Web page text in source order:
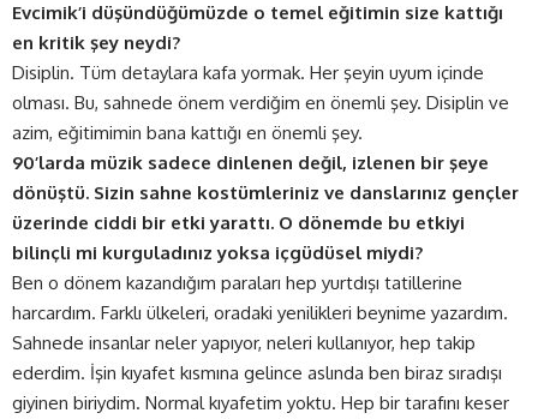
Evcimik’i düşündüğümüzde o temel eğitimin size kattığı
en kritik şey neydi?
Disiplin. Tüm detaylara kafa yormak. Her şeyin uyum içinde
olması. Bu, sahnede önem verdiğim en önemli şey. Disiplin ve
azim, eğitimimin bana kattığı en önemli şey.
90’larda müzik sadece dinlenen değil, izlenen bir şeye
dönüştü. Sizin sahne kostümleriniz ve danslarınız gençler
üzerinde ciddi bir etki yarattı. O dönemde bu etkiyi
bilinçli mi kurguladınız yoksa içgüdüsel miydi?
Ben o dönem kazandığım paraları hep yurtdışı tatillerine
harcardım. Farklı ülkeleri, oradaki yenilikleri beynime yazardım.
Sahnede insanlar neler yapıyor, neleri kullanıyor, hep takip
ederdim. İşin kıyafet kısmına gelince aslında ben biraz sıradışı
giyinen biriydim. Normal kıyafetim yoktu. Hep bir tarafını keser